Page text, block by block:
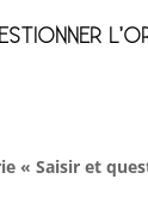
« Saisir et